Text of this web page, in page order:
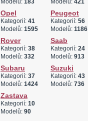
Modelů: 183
Modelů: 421
Opel
Kategorií: 41
Modelů: 1595
Peugeot
Kategorií: 56
Modelů: 1186
Rover
Kategorií: 38
Modelů: 332
Saab
Kategorií: 24
Modelů: 913
Subaru
Kategorií: 37
Modelů: 1424
Suzuki
Kategorií: 43
Modelů: 736
Zastava
Kategorií: 10
Modelů: 90